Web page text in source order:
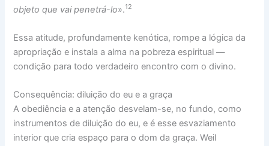
objeto que vai penetrá-lo».12
Essa atitude, profundamente kenótica, rompe a lógica da
apropriação e instala a alma na pobreza espiritual —
condição para todo verdadeiro encontro com o divino.
Consequência: diluição do eu e a graça
A obediência e a atenção desvelam-se, no fundo, como
instrumentos de diluição do eu, e é esse esvaziamento
interior que cria espaço para o dom da graça. Weil